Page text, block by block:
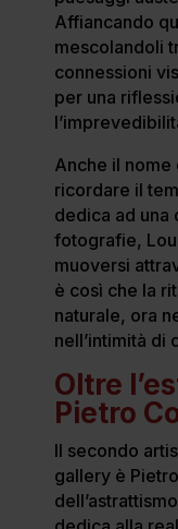
Affiancando
mescolandoli
connessioni
per una
Anche il nome
ricordare il
dedica ad una
fotografie,
muoversi
è così che la
naturale, ora
nell’intimità di
Oltre
Pietro
Il secondo
gallery è